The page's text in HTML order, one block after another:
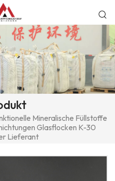
Mineralische Füllstoffe
Glasflocken K-30
Lieferant